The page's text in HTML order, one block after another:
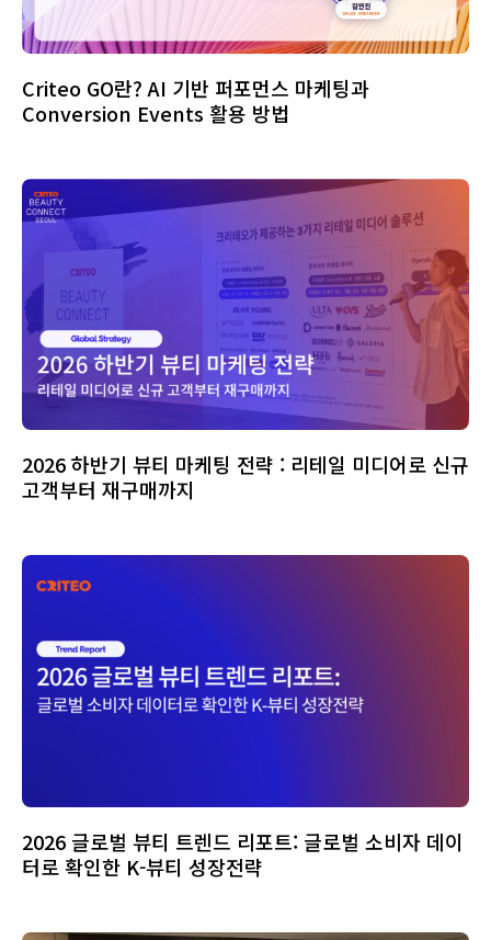
Criteo GO란? AI 기반 퍼포먼스 마케팅과
Conversion Events 활용 방법
2026 하반기 뷰티 마케팅 전략 : 리테일 미디어로 신규
고객부터 재구매까지
2026 글로벌 뷰티 트렌드 리포트: 글로벌 소비자 데이
터로 확인한 K-뷰티 성장전략